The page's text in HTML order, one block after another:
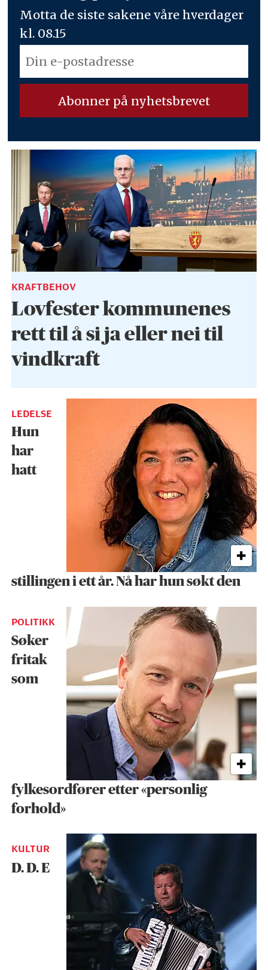
Motta de siste sakene våre hverdager
kl. 08.15
KRAFTBEHOV
Lovfester kommunenes
rett til å si ja eller nei til
vindkraft
LEDELSE
Hun
har
hatt
stillingen i ett år. Nå har hun søkt den
POLITIKK
Søker
fritak
som
fylkesordfører etter «personlig
forhold»
KULTUR
D. D. E